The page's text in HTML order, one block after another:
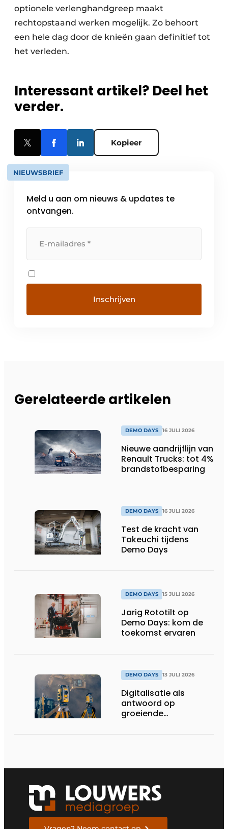
optionele verlenghandgreep maakt
rechtopstaand werken mogelijk. Zo behoort
een hele dag door de knieën gaan definitief tot
het verleden.
Interessant artikel? Deel het
verder.
Kopieer
NIEUWSBRIEF
Meld u aan om nieuws & updates te
ontvangen.
Gerelateerde artikelen
DEMO DAYS 16 JULI 2026
Nieuwe aandrijflijn van
Renault Trucks: tot 4%
brandstofbesparing
DEMO DAYS 16 JULI 2026
Test de kracht van
Takeuchi tijdens
Demo Days
DEMO DAYS 15 JULI 2026
Jarig Rototilt op
Demo Days: kom de
toekomst ervaren
DEMO DAYS 13 JULI 2026
Digitalisatie als
antwoord op
groeiende